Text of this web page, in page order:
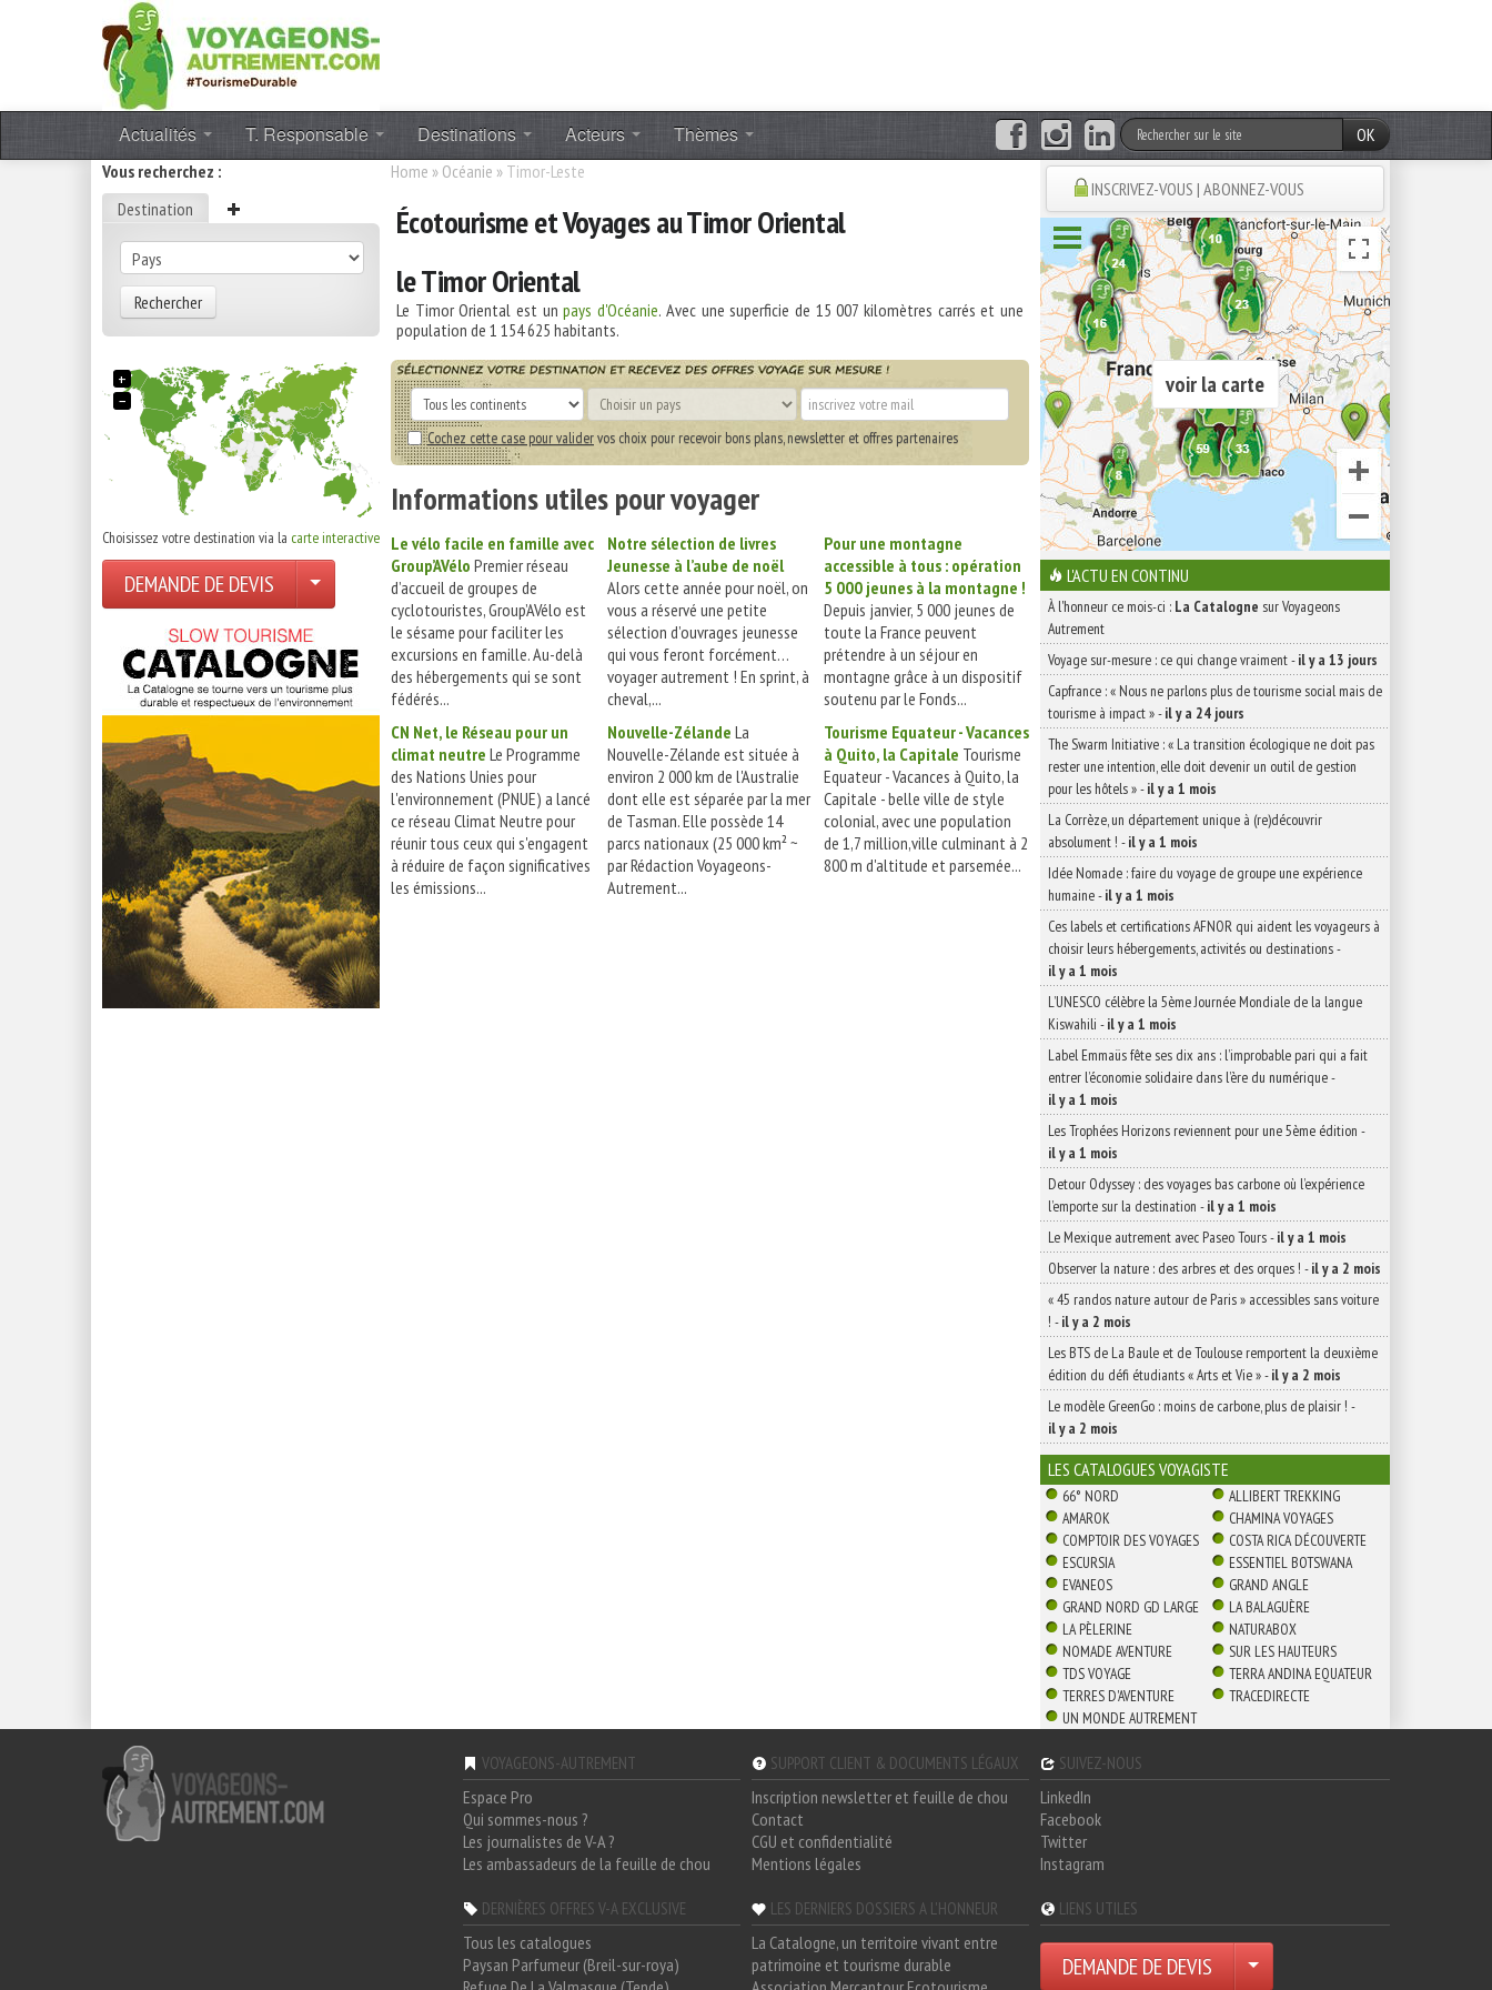
Actualités T. Responsable Destinations Acteurs Thèmes
OK
Vous recherchez :
Destination
Rechercher
+
−
Choisissez votre destination via la carte interactive
DEMANDE DE DEVIS
Home » Océanie » Timor-Leste
Écotourisme et Voyages au Timor Oriental
le Timor Oriental
Le Timor Oriental est unpays d'Océanie. Avec une superficie de 15 007 kilomètres carrés et une
population de 1 154 625 habitants.
Cochez cette case pour validervos choix pour recevoir bons plans, newsletter et offres partenaires
Informations utiles pour voyager
Le vélo facile en famille avec
Group’AVélo Premier réseau
d’accueil de groupes de
cyclotouristes, Group’AVélo est
le sésame pour faciliter les
excursions en famille. Au-delà
des hébergements qui se sont
fédérés...
Notre sélection de livres
Jeunesse à l’aube de noël
Alors cette année pour noël, on
vous a réservé une petite
sélection d’ouvrages jeunesse
qui vous feront forcément…
voyager autrement ! En sprint, à
cheval,...
Pour une montagne
accessible à tous : opération
5 000 jeunes à la montagne !
Depuis janvier, 5 000 jeunes de
toute la France peuvent
prétendre à un séjour en
montagne grâce à un dispositif
soutenu par le Fonds...
CN Net, le Réseau pour un
climat neutre Le Programme
des Nations Unies pour
l'environnement (PNUE) a lancé
ce réseau Climat Neutre pour
réunir tous ceux qui s'engagent
à réduire de façon significatives
les émissions...
Nouvelle-Zélande La
Nouvelle-Zélande est située à
environ 2 000 km de l'Australie
dont elle est séparée par la mer
de Tasman. Elle possède 14
parcs nationaux (25 000 km² ~
par Rédaction Voyageons-
Autrement...
Tourisme Equateur - Vacances
à Quito, la Capitale Tourisme
Equateur - Vacances à Quito, la
Capitale - belle ville de style
colonial, avec une population
de 1,7 million,ville culminant à 2
800 m d'altitude et parsemée...
INSCRIVEZ-VOUS | ABONNEZ-VOUS
voir la carte
L'ACTU EN CONTINU
À l'honneur ce mois-ci : La Catalogne sur Voyageons
Autrement
Voyage sur-mesure : ce qui change vraiment-il y a 13 jours
Capfrance : « Nous ne parlons plus de tourisme social mais de
tourisme à impact »-il y a 24 jours
The Swarm Initiative : « La transition écologique ne doit pas
rester une intention, elle doit devenir un outil de gestion
pour les hôtels »-il y a 1 mois
La Corrèze, un département unique à (re)découvrir
absolument ! -il y a 1 mois
Idée Nomade : faire du voyage de groupe une expérience
humaine-il y a 1 mois
Ces labels et certifications AFNOR qui aident les voyageurs à
choisir leurs hébergements, activités ou destinations-
il y a 1 mois
L’UNESCO célèbre la 5ème Journée Mondiale de la langue
Kiswahili -il y a 1 mois
Label Emmaüs fête ses dix ans : l’improbable pari qui a fait
entrer l’économie solidaire dans l’ère du numérique-
il y a 1 mois
Les Trophées Horizons reviennent pour une 5ème édition -
il y a 1 mois
Detour Odyssey : des voyages bas carbone où l’expérience
l’emporte sur la destination -il y a 1 mois
Le Mexique autrement avec Paseo Tours-il y a 1 mois
Observer la nature : des arbres et des orques ! -il y a 2 mois
« 45 randos nature autour de Paris » accessibles sans voiture
! -il y a 2 mois
Les BTS de La Baule et de Toulouse remportent la deuxième
édition du défi étudiants « Arts et Vie »-il y a 2 mois
Le modèle GreenGo : moins de carbone, plus de plaisir ! -
il y a 2 mois
LES CATALOGUES VOYAGISTE
66° NORD
ALLIBERT TREKKING
AMAROK
CHAMINA VOYAGES
COMPTOIR DES VOYAGES
COSTA RICA DÉCOUVERTE
ESCURSIA
ESSENTIEL BOTSWANA
EVANEOS
GRAND ANGLE
GRAND NORD GD LARGE
LA BALAGUÈRE
LA PÈLERINE
NATURABOX
NOMADE AVENTURE
SUR LES HAUTEURS
TDS VOYAGE
TERRA ANDINA EQUATEUR
TERRES D'AVENTURE
TRACEDIRECTE
UN MONDE AUTREMENT
VOYAGEONS-AUTREMENT
Espace Pro
Qui sommes-nous ?
Les journalistes de V-A ?
Les ambassadeurs de la feuille de chou
SUPPORT CLIENT & DOCUMENTS LÉGAUX
Inscription newsletter et feuille de chou
Contact
CGU et confidentialité
Mentions légales
SUIVEZ-NOUS
LinkedIn
Facebook
Twitter
Instagram
DERNIÈRES OFFRES V-A EXCLUSIVE
Tous les catalogues
Paysan Parfumeur (Breil-sur-roya)
LES DERNIERS DOSSIERS A L'HONNEUR
La Catalogne, un territoire vivant entre
patrimoine et tourisme durable
LIENS UTILES
DEMANDE DE DEVIS